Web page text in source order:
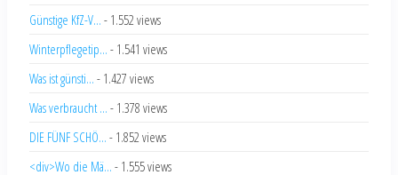
Günstige KfZ-V... - 1.552 views
Winterpflegetip... - 1.541 views
Was ist günsti... - 1.427 views
Was verbraucht ... - 1.378 views
DIE FÜNF SCHÖ... - 1.852 views
<div>Wo die Mä... - 1.555 views